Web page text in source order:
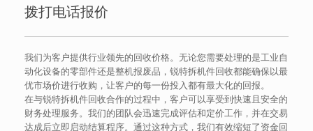
拨打电话报价
我们为客户提供行业领先的回收价格。无论您需要处理的是工业自
动化设备的零部件还是整机报废品，锐特拆机件回收都能确保以最
优市场价进行收购，让客户的每一份投入都有最大化的回报。
在与锐特拆机件回收合作的过程中，客户可以享受到快速且安全的
财务处理服务。我们的团队会迅速完成评估和定价工作，并在交易
达成后立即启动结算程序。通过这种方式，我们有效缩短了资金回